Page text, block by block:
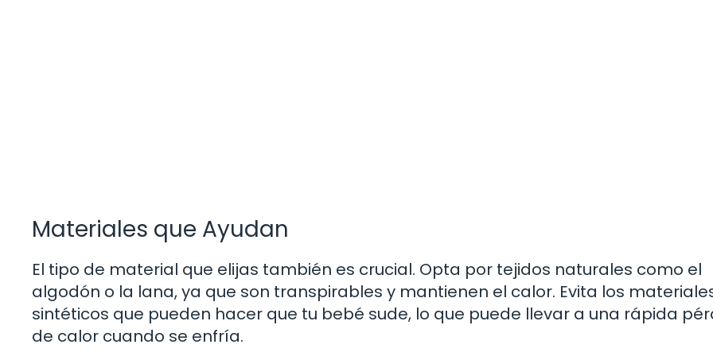
Materiales que Ayudan
El tipo de material que elijas también es crucial. Opta por tejidos naturales como el
algodón o la lana, ya que son transpirables y mantienen el calor. Evita los
sintéticos que pueden hacer que tu bebé sude, lo que puede llevar a una rápida
de calor cuando se enfría.